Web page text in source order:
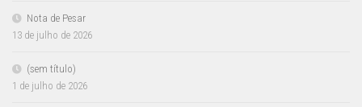
Nota de Pesar
13 de julho de 2026
(sem título)
1 de julho de 2026